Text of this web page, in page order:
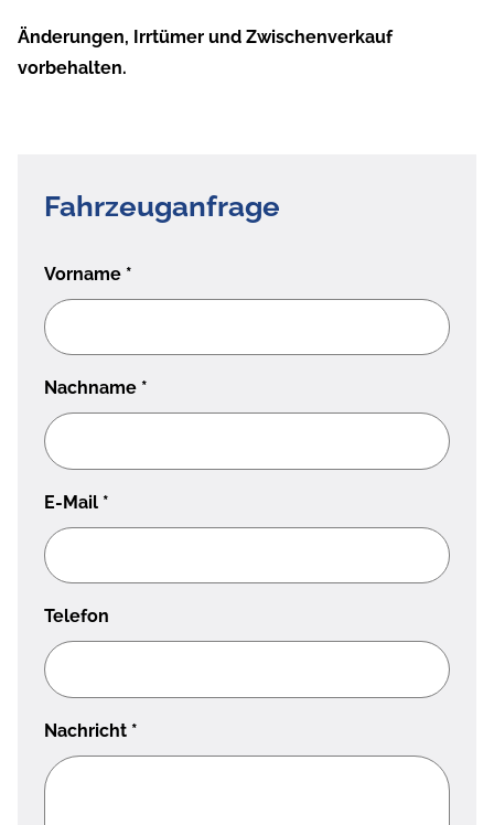
Änderungen, Irrtümer und Zwischenverkauf
vorbehalten.
Fahrzeuganfrage
Vorname *
Nachname *
E-Mail *
Telefon
Nachricht *